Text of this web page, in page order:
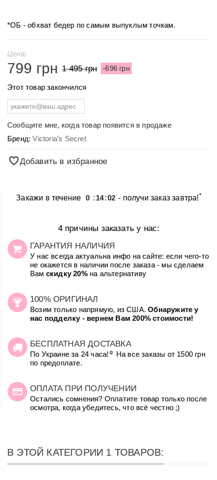
*ОБ - обхват бедер по самым выпуклым точкам.
Цена:
799 грн 1 495 грн -696 грн
Этот товар закончился
Сообщите мне, когда товар появится в продаже
Бренд:Victoria's Secret
Добавить в избранное
Закажи в течение 0 :14:02 - получи заказ завтра!*
4 причины заказать у нас:
ГАРАНТИЯ НАЛИЧИЯ
У нас всегда актуальна инфо на сайте: если чего-то
не окажется в наличии после заказа - мы сделаем
Вам скидку 20%на альтернативу
100% ОРИГИНАЛ
Возим только напрямую, из США.Обнаружите у
нас подделку - вернем Вам 200% стоимости!
БЕСПЛАТНАЯ ДОСТАВКА
По Украине за 24 часа! ☺
На все заказы от 1500 грн
по предоплате.
ОПЛАТА ПРИ ПОЛУЧЕНИИ
Остались сомнения? Оплатите товар только после
осмотра, когда убедитесь, что всё честно ;)
В ЭТОЙ КАТЕГОРИИ 1 ТОВАРОВ: